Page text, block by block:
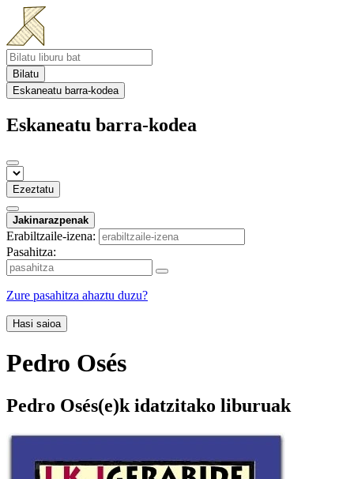
Bilatu
Eskaneatu barra-kodea
Eskaneatu barra-kodea
Ezeztatu
Jakinarazpenak
Erabiltzaile-izena:
Pasahitza:
Zure pasahitza ahaztu duzu?
Hasi saioa
Pedro Osés
Pedro Osés(e)k idatzitako liburuak